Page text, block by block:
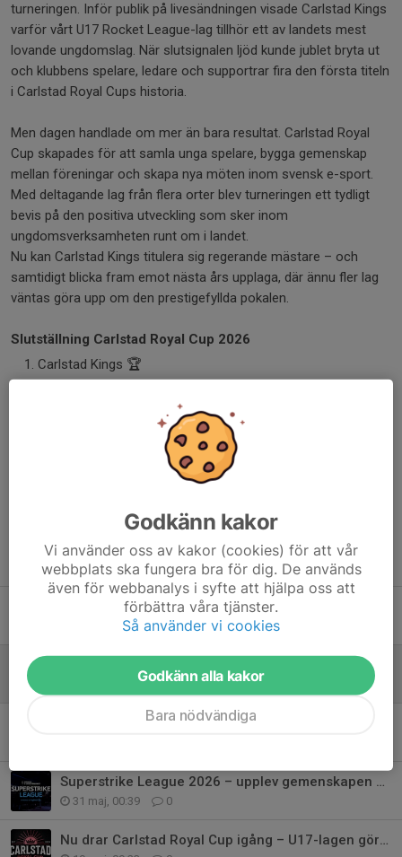
turneringen. Inför publik på livesändningen visade Carlstad Kings
varför vårt U17 Rocket League-lag tillhör ett av landets mest
lovande ungdomslag. När slutsignalen ljöd kunde jublet bryta ut
och klubbens spelare, ledare och supportrar fira den första titeln
i Carlstad Royal Cups historia.
Men dagen handlade om mer än bara resultat. Carlstad Royal
Cup skapades för att samla unga spelare, bygga gemenskap
mellan föreningar och skapa nya möten inom svensk e-sport.
Med deltagande lag från flera orter blev turneringen ett tydligt
bevis på den positiva utveckling som sker inom
ungdomsverksamheten runt om i landet.
Nu kan Carlstad Kings titulera sig regerande mästare – och
samtidigt blicka fram emot nästa års upplaga, där ännu fler lag
väntas göra upp om den prestigefyllda pokalen.
Slutställning Carlstad Royal Cup 2026
Carlstad Kings 🏆
Växjö EF
Tidigare nyheter
Vi söker nya ledare inför höstterminen!
15 jul, 09:41 0
0
Livesändning från Carlstad Royal Cup
Superstrike League 2026 – upplev gemenskapen med Carlstad Kings
31 maj, 00:39 0
Nu drar Carlstad Royal Cup igång – U17-lagen gör upp i Rocket League
Godkänn kakor
Vi använder oss av kakor (cookies) för att vår
webbplats ska fungera bra för dig. De används
även för webbanalys i syfte att hjälpa oss att
förbättra våra tjänster.
Så använder vi cookies
Godkänn alla kakor
Bara nödvändiga